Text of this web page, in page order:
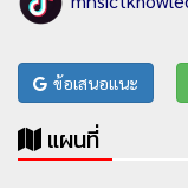
ข้อเสนอแนะ
แผนที่